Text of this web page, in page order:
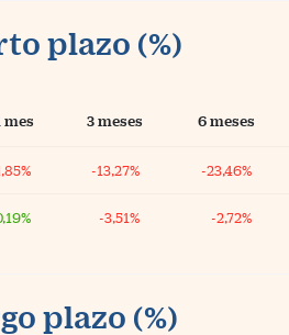
plazo (%)
mes 3 meses 6 meses
-13,27% -23,46%
-3,51% -2,72%
plazo (%)